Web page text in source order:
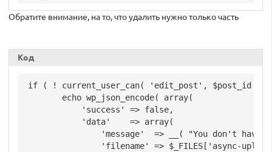
Обратите внимание, на то, что удалить нужно только часть
Код
if ( ! current_user_can( 'edit_post', $post_id )
echo wp_json_encode( array(
'success' => false,
'data'    => array(
'message'  => __( "You don't have
'filename' => $_FILES['async-